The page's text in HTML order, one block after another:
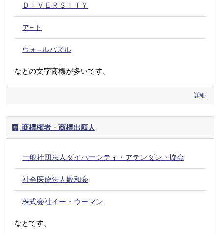
ＤＩＶＥＲＳＩＴＹ
ア−ト
ウォ−ルパズル
などの文字商標が多いです。
詳細
商標権者・商標出願人
一般社団法人ダイバーシティ・アテンダント協会
社会医療法人敬和会
株式会社イー・ウーマン
などです。